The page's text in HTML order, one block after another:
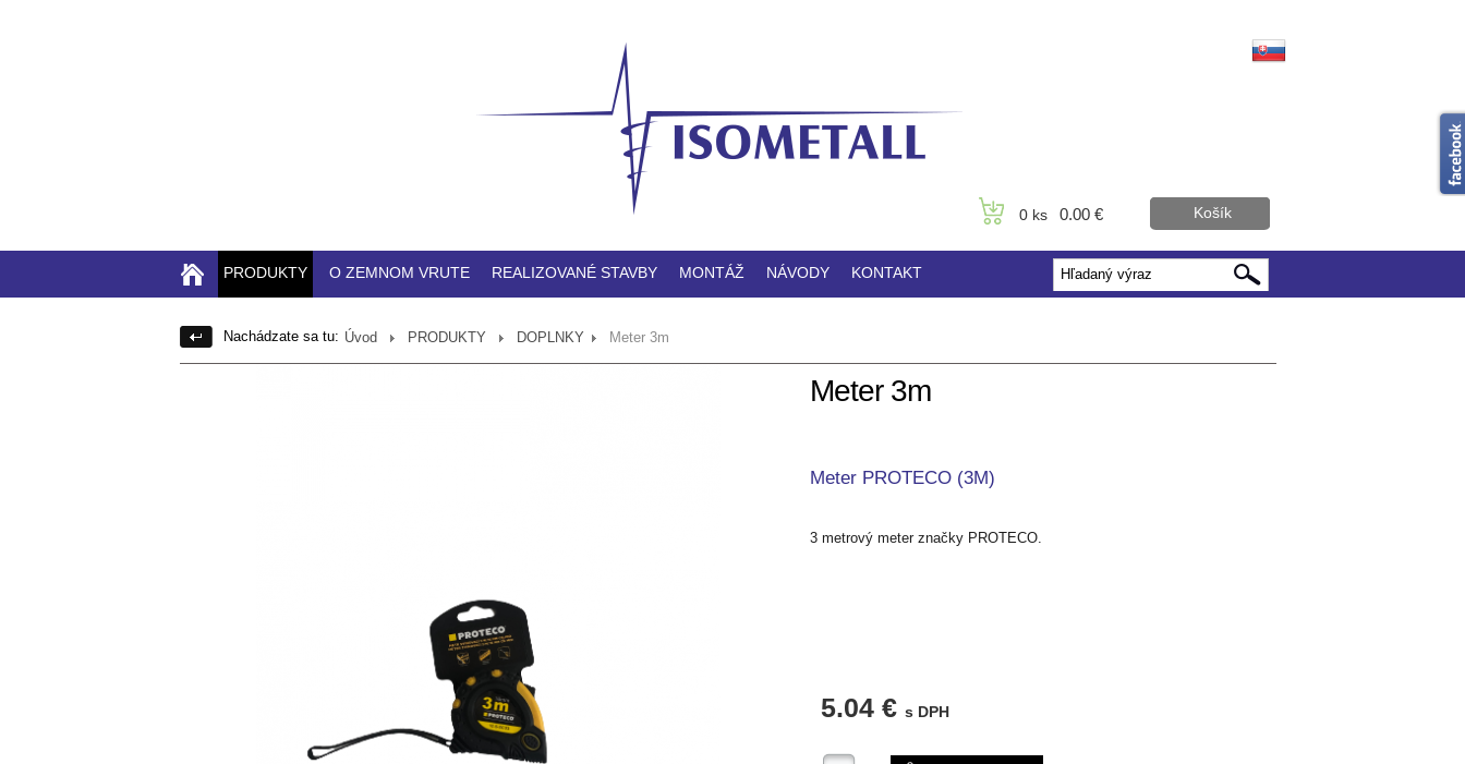
0 ks 0.00 € Košík
PRODUKTY O ZEMNOM VRUTE REALIZOVANÉ STAVBY MONTÁŽ NÁVODY KONTAKT
Nachádzate sa tu: Úvod PRODUKTY DOPLNKY Meter 3m
Meter 3m
Meter PROTECO (3M)
3 metrový meter značky PROTECO.
5.04 €s DPH